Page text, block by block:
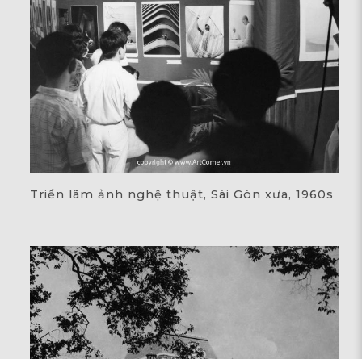
Triển lãm ảnh nghệ thuật, Sài Gòn xưa, 1960s